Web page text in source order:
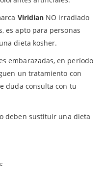
Viridian NO irradiado
es apto para personas
dieta kosher.
embarazadas, en período
un tratamiento con
duda consulta con tu
deben sustituir una dieta